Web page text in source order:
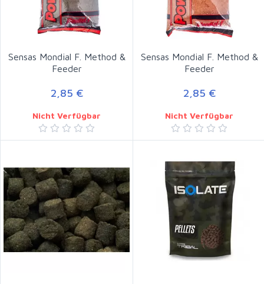
Sensas Mondial F. Method &
Feeder
2,85 €
Nicht Verfügbar
Sensas Mondial F. Method &
Feeder
2,85 €
Nicht Verfügbar